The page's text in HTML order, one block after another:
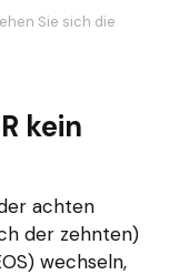
Sie sich die
kein
achten
der zehnten)
wechseln,